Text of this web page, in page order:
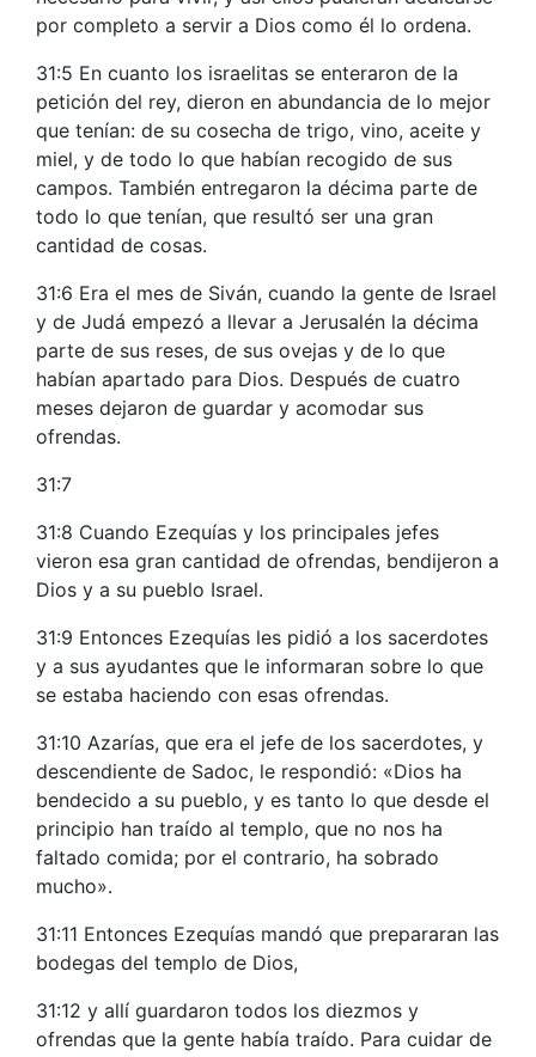
por completo a servir a Dios como él lo ordena.
31:5 En cuanto los israelitas se enteraron de la
petición del rey, dieron en abundancia de lo mejor
que tenían: de su cosecha de trigo, vino, aceite y
miel, y de todo lo que habían recogido de sus
campos. También entregaron la décima parte de
todo lo que tenían, que resultó ser una gran
cantidad de cosas.
31:6 Era el mes de Siván, cuando la gente de Israel
y de Judá empezó a llevar a Jerusalén la décima
parte de sus reses, de sus ovejas y de lo que
habían apartado para Dios. Después de cuatro
meses dejaron de guardar y acomodar sus
ofrendas.
31:7
31:8 Cuando Ezequías y los principales jefes
vieron esa gran cantidad de ofrendas, bendijeron a
Dios y a su pueblo Israel.
31:9 Entonces Ezequías les pidió a los sacerdotes
y a sus ayudantes que le informaran sobre lo que
se estaba haciendo con esas ofrendas.
31:10 Azarías, que era el jefe de los sacerdotes, y
descendiente de Sadoc, le respondió: «Dios ha
bendecido a su pueblo, y es tanto lo que desde el
principio han traído al templo, que no nos ha
faltado comida; por el contrario, ha sobrado
mucho».
31:11 Entonces Ezequías mandó que prepararan las
bodegas del templo de Dios,
31:12 y allí guardaron todos los diezmos y
ofrendas que la gente había traído. Para cuidar de